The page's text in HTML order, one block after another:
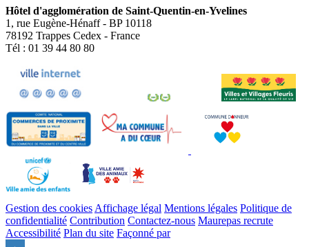
Hôtel d'agglomération de Saint-Quentin-en-Yvelines
1, rue Eugène-Hénaff - BP 10118
78192 Trappes Cedex - France
Tél : 01 39 44 80 80
Gestion des cookies Affichage légal Mentions légales Politique de
confidentialité Contribution Contactez-nous Maurepas recrute
Accessibilité Plan du site Façonné par